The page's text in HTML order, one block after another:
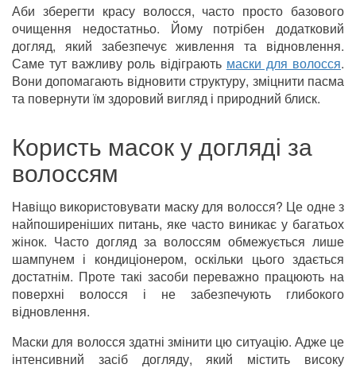
Аби зберегти красу волосся, часто просто базового
очищення недостатньо. Йому потрібен додатковий
догляд, який забезпечує живлення та відновлення.
Саме тут важливу роль відіграють маски для волосся.
Вони допомагають відновити структуру, зміцнити пасма
та повернути їм здоровий вигляд і природний блиск.
Користь масок у догляді за
волоссям
Навіщо використовувати маску для волосся? Це одне з
найпоширеніших питань, яке часто виникає у багатьох
жінок. Часто догляд за волоссям обмежується лише
шампунем і кондиціонером, оскільки цього здається
достатнім. Проте такі засоби переважно працюють на
поверхні волосся і не забезпечують глибокого
відновлення.
Маски для волосся здатні змінити цю ситуацію. Адже це
інтенсивний засіб догляду, який містить високу